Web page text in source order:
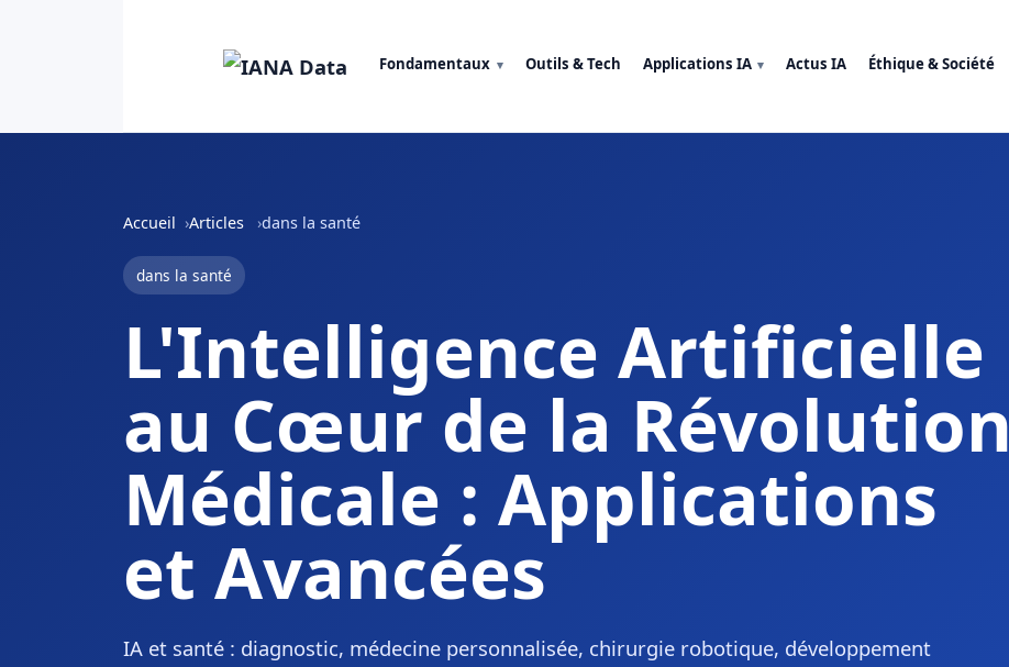
Fondamentaux Outils & Tech Applications IA Actus IA Éthique & Société
Accueil Articles dans la santé
dans la santé
L'Intelligence Artificielle
au Cœur de la Révolution
Médicale : Applications
et Avancées
IA et santé : diagnostic, médecine personnalisée, chirurgie robotique, développement